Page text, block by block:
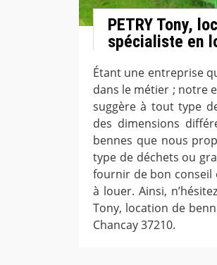
PETRY Tony,
spécialiste en
Étant une entreprise
dans le métier ; notre
suggère à tout type
des dimensions
bennes que nous
type de déchets ou
fournir de bon conseil
à louer. Ainsi,
Tony, location de
Chancay 37210.